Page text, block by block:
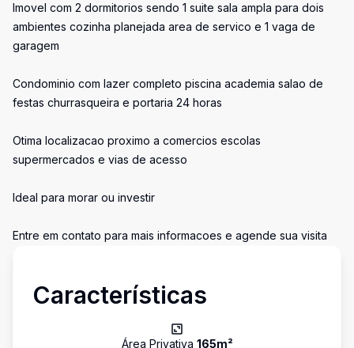
Imovel com 2 dormitorios sendo 1 suite sala ampla para dois
ambientes cozinha planejada area de servico e 1 vaga de
garagem
Condominio com lazer completo piscina academia salao de
festas churrasqueira e portaria 24 horas
Otima localizacao proximo a comercios escolas
supermercados e vias de acesso
Ideal para morar ou investir
Entre em contato para mais informacoes e agende sua visita
Características
Área Privativa 165m²